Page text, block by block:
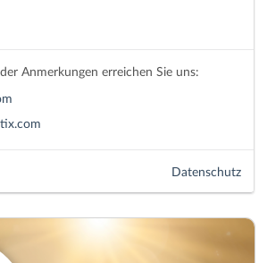
Anmerkungen erreichen Sie uns:
Datenschutz